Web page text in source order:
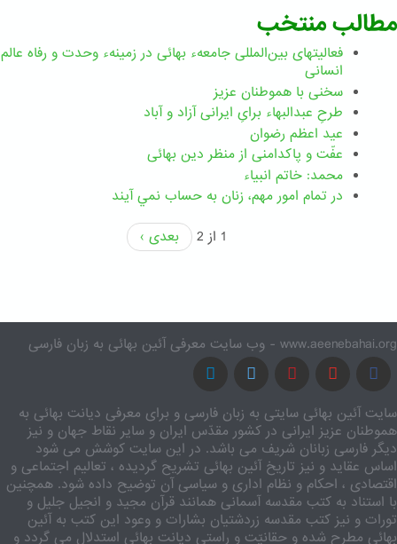
مطالب منتخب
فعالیتهای بین‌المللی جامعهء بهائی در زمینهء وحدت و رفاه عالم
انسانی
سخنی با هموطنان عزیز
طرحِ عبدالبهاء برایِ ایرانی آزاد و آباد
عید اعظم رضوان
عفّت و پاکدامنی از منظر دین بهائی
محمد: خاتم انبیاء
در تمام امور مهم،‌ زنان به حساب نمي آيند
1 از 2
بعدی ›
www.aeenebahai.org - وب سایت معرفی آئین بهائی به زبان فارسی
سایت آئین بهائی سایتی به زبان فارسی و برای معرفی دیانت بهائی به
هموطنان عزیز ایرانی در کشور مقدّس ایران و سایر نقاط جهان و نیز
دیگر فارسی زبانان شریف می باشد. در این سایت کوشش می شود
اساس عقاید و نیز تاریخ آئین بهائی تشریح گردیده ، تعالیم اجتماعی و
اقتصادی ، احکام و نظام اداری و سیاسی آن توضیح داده شود. همچنین
با استناد به کتب مقدسه آسمانی همانند قرآن مجید و انجیل جلیل و
تورات و نیز کتب مقدسه زردشتیان بشارات و وعود این کتب به آئین
بهائی مطرح شده و حقانیّت و راستی دیانت بهائی استدلال می گردد و